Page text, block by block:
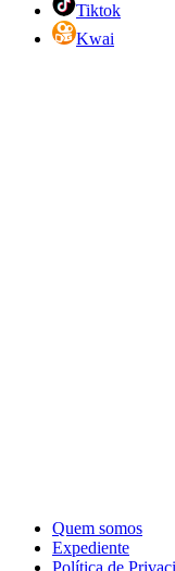
Tiktok
Kwai
Quem somos
Expediente